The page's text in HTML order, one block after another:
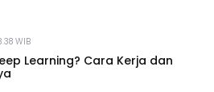
WIB
Learning? Cara Kerja dan